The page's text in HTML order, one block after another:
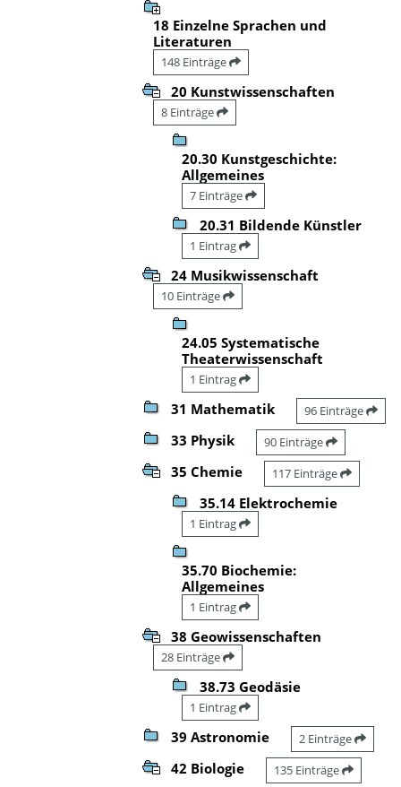
18 Einzelne Sprachen und
Literaturen
148 Einträge
20 Kunstwissenschaften
8 Einträge
20.30 Kunstgeschichte:
Allgemeines
7 Einträge
20.31 Bildende Künstler
1 Eintrag
24 Musikwissenschaft
10 Einträge
24.05 Systematische
Theaterwissenschaft
1 Eintrag
31 Mathematik 96 Einträge
33 Physik 90 Einträge
35 Chemie 117 Einträge
35.14 Elektrochemie
1 Eintrag
35.70 Biochemie:
Allgemeines
1 Eintrag
38 Geowissenschaften
28 Einträge
38.73 Geodäsie
1 Eintrag
39 Astronomie 2 Einträge
42 Biologie 135 Einträge